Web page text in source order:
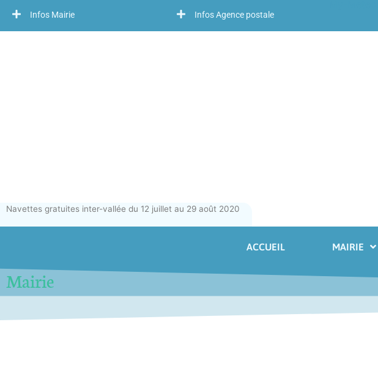
Infos Mairie Infos Agence postale
Navettes gratuites inter-vallée du 12 juillet au 29 août 2020
ACCUEIL MAIRIE
Mairie